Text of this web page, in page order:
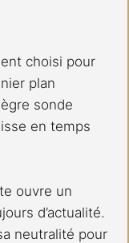
choisi pour
plan
sonde
en temps
ouvre un
d’actualité.
neutralité pour